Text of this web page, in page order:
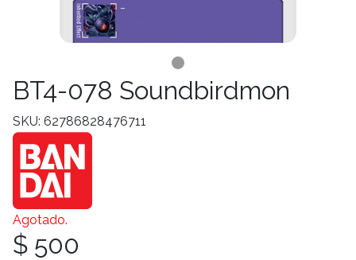
BT4-078 Soundbirdmon
SKU: 62786828476711
Agotado.
$ 500